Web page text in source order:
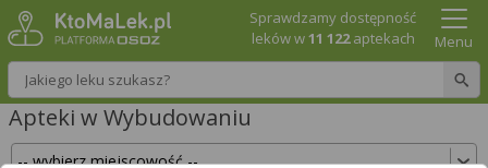
Wpisz nazwę leku
Sprawdzamy dostępność
leków w11 122aptekach Menu
Apteki w Wybudowaniu